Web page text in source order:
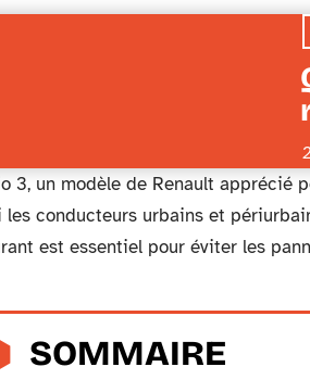
3, un modèle de Renault apprécié
les conducteurs urbains et
est essentiel pour éviter les
SOMMAIRE